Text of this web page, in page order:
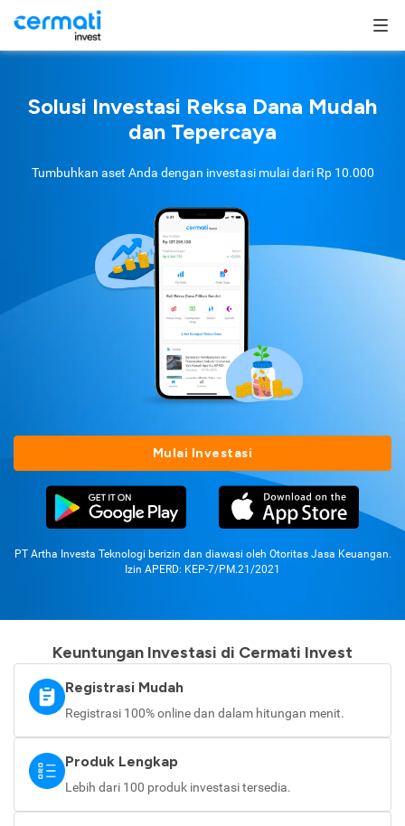
Solusi Investasi Reksa Dana Mudah
dan Tepercaya
Tumbuhkan aset Anda dengan investasi mulai dari Rp 10.000
Mulai Investasi
PT Artha Investa Teknologi berizin dan diawasi oleh Otoritas Jasa Keuangan.
Izin APERD: KEP-7/PM.21/2021
Keuntungan Investasi di Cermati Invest
Registrasi Mudah
Registrasi 100% online dan dalam hitungan menit.
Produk Lengkap
Lebih dari 100 produk investasi tersedia.